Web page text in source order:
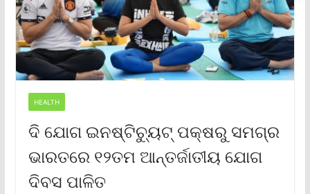
HEALTH
ଦି ଯୋଗ ଇନଷ୍ଟିଚ୍ୟୁଟ୍ ପକ୍ଷରୁ ସମଗ୍ର
ଭାରତରେ ୧୨ତମ ଆନ୍ତର୍ଜାତୀୟ ଯୋଗ
ଦିବସ ପାଳିତ